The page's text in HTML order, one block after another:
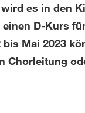
es in den
D-Kurs
bis Mai 2023
Chorleitung